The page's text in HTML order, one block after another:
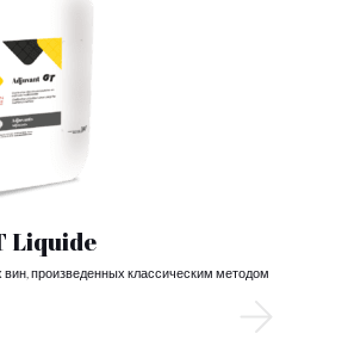
Liquide
вин, произведенных классическим методом